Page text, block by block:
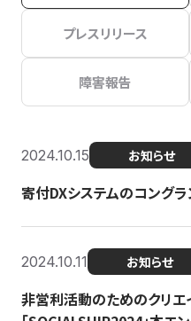
プレスリリース
障害報告
2024.10.15 お知らせ
寄付DXシステムのコング
2024.10.11 お知らせ
非営利活動のためのクリエ